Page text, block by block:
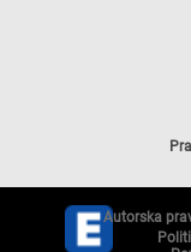
Autorska